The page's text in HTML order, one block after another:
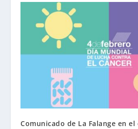
Comunicado de La Falange en